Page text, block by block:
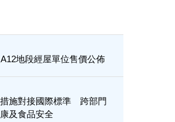
地段經屋單位售價公佈
施對接國際標準 跨部門
及食品安全